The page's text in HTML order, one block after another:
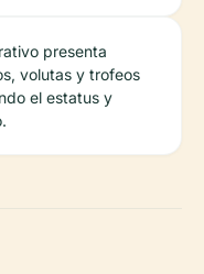
presenta
volutas y trofeos
el estatus y